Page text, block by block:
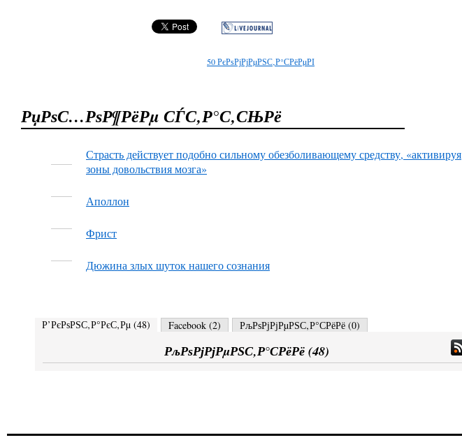
50РєРѕРјРјРµРЅС‚Р°СРёРµРІ
РџРѕС…РѕР¶РёРµ СЃС‚Р°С‚СЊРё
Страсть действует подобно сильному обезболивающему средству, «активируя
зоны довольствия мозга»
Аполлон
Фрист
Дюжина злых шуток нашего сознания
Р’РєРѕРЅС‚Р°РєС‚Рµ (48) Facebook (2) РљРѕРјРјРµРЅС‚Р°СРёРё (0)
РљРѕРјРјРµРЅС‚Р°СРёРё (48)